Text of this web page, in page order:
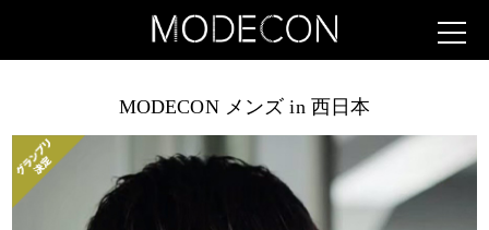
MODECON メンズ in 西日本